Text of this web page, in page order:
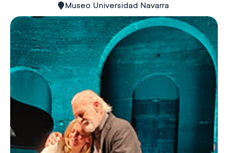
Museo Universidad Navarra